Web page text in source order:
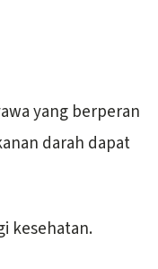
yang berperan
darah dapat
kesehatan.